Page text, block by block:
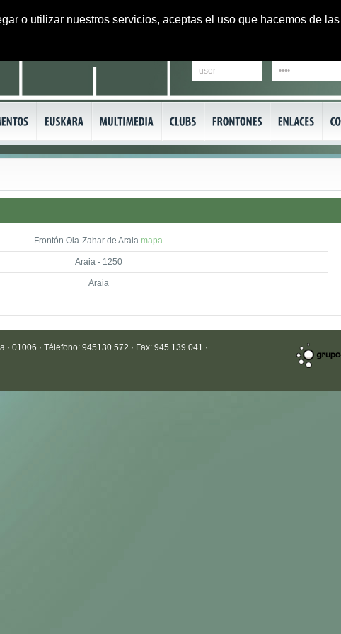
o utilizar nuestros servicios, aceptas el uso que hacemos de
Frontón Ola-Zahar de Araia mapa
Araia - 1250
Araia
01006 · Télefono: 945130 572 · Fax: 945 139 041 ·